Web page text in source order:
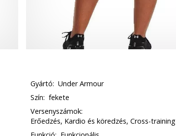
Gyártó: Under Armour
Szín: fekete
Versenyszámok:
Erőedzés, Kardio és köredzés, Cross-training